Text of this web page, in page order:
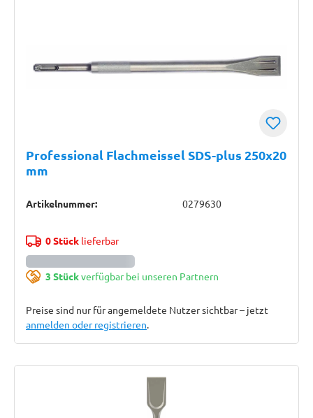
Professional Flachmeissel SDS-plus 250x20
mm
Artikelnummer: 0279630
0 Stücklieferbar
3 Stückverfügbar bei unseren Partnern
Preise sind nur für angemeldete Nutzer sichtbar – jetzt
anmelden oder registrieren.